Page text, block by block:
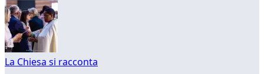
La Chiesa si racconta